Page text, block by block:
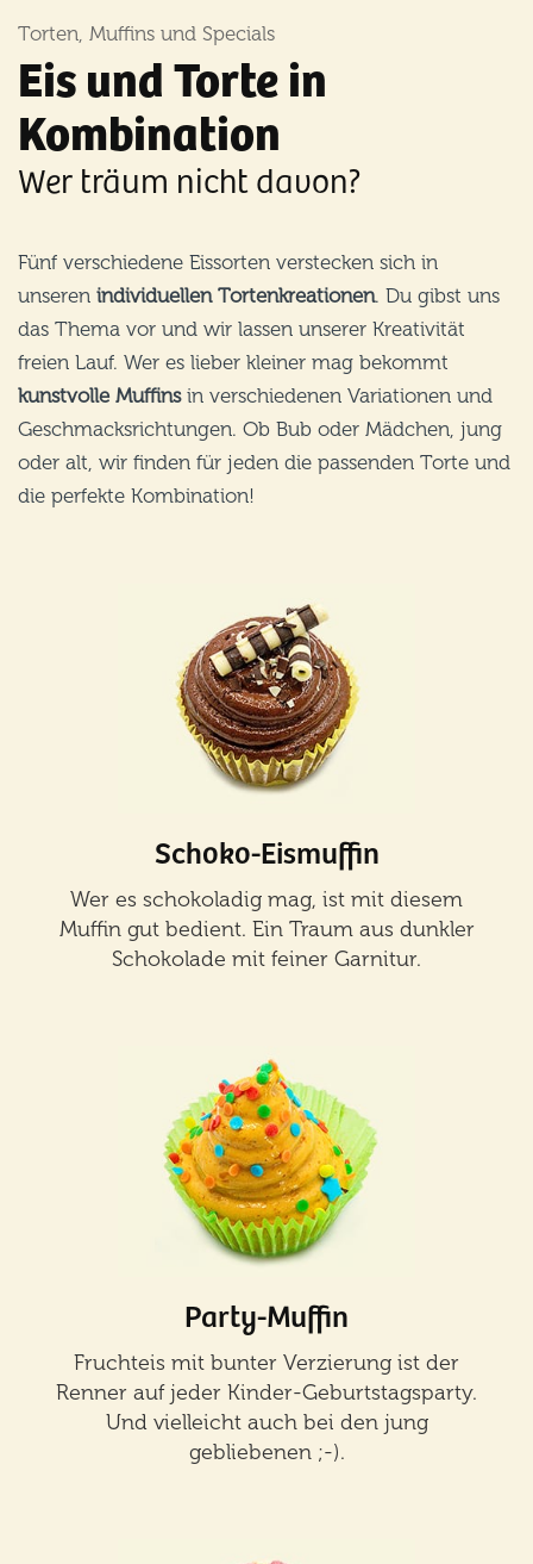
Torten, Muffins und Specials
Eis und Torte in
Kombination
Wer träum nicht davon?
Fünf verschiedene Eissorten verstecken sich in
unseren individuellen Tortenkreationen. Du gibst uns
das Thema vor und wir lassen unserer Kreativität
freien Lauf. Wer es lieber kleiner mag bekommt
kunstvolle Muffinsin verschiedenen Variationen und
Geschmacksrichtungen. Ob Bub oder Mädchen, jung
oder alt, wir finden für jeden die passenden Torte und
die perfekte Kombination!
Schoko-Eismuffin
Wer es schokoladig mag, ist mit diesem
Muffin gut bedient. Ein Traum aus dunkler
Schokolade mit feiner Garnitur.
Party-Muffin
Fruchteis mit bunter Verzierung ist der
Renner auf jeder Kinder-Geburtstagsparty.
Und vielleicht auch bei den jung
gebliebenen ;-).